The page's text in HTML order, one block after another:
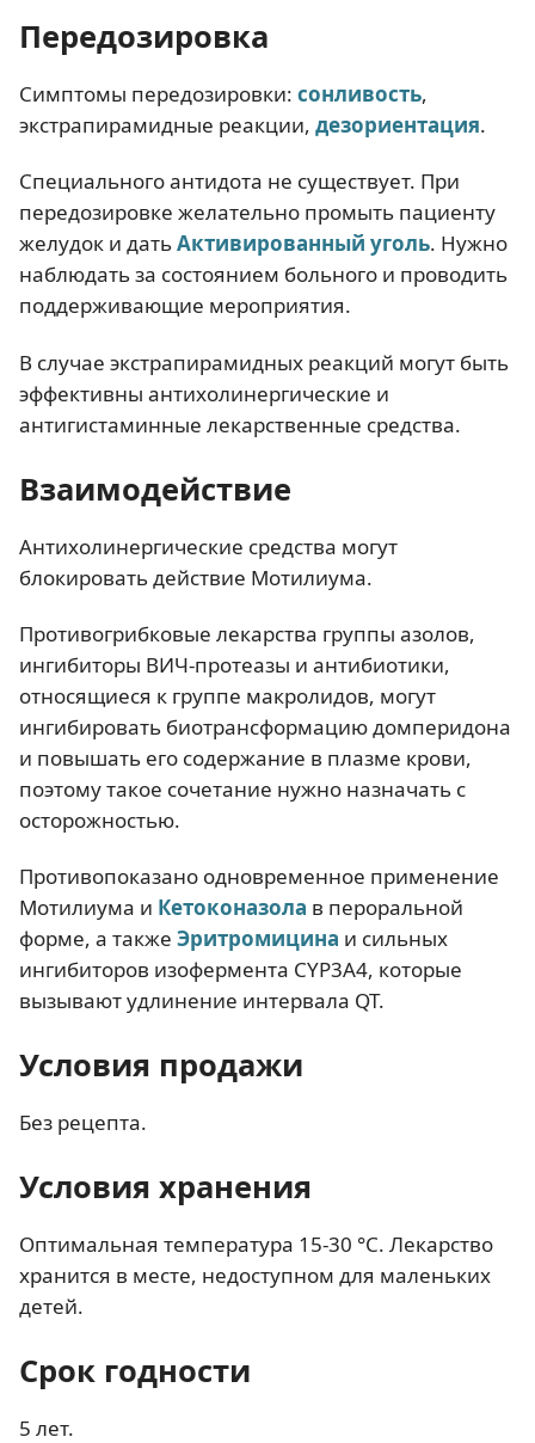
Передозировка
Симптомы передозировки: сонливость,
экстрапирамидные реакции, дезориентация.
Специального антидота не существует. При
передозировке желательно промыть пациенту
желудок и датьАктивированный уголь. Нужно
наблюдать за состоянием больного и проводить
поддерживающие мероприятия.
В случае экстрапирамидных реакций могут быть
эффективны антихолинергические и
антигистаминные лекарственные средства.
Взаимодействие
Антихолинергические средства могут
блокировать действие Мотилиума.
Противогрибковые лекарства группы азолов,
ингибиторы ВИЧ-протеазы и антибиотики,
относящиеся к группе макролидов, могут
ингибировать биотрансформацию домперидона
и повышать его содержание в плазме крови,
поэтому такое сочетание нужно назначать с
осторожностью.
Противопоказано одновременное применение
Мотилиума и Кетоконазола в пероральной
форме, а также Эритромицина и сильных
ингибиторов изофермента CYP3A4, которые
вызывают удлинение интервала QT.
Условия продажи
Без рецепта.
Условия хранения
Оптимальная температура 15-30 °C. Лекарство
хранится в месте, недоступном для маленьких
детей.
Срок годности
5 лет.